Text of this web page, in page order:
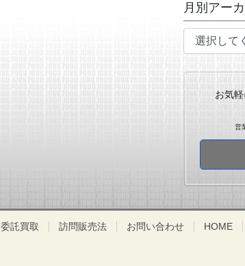
月別アー
お気
営
委託買取 訪問販売法 お問い合わせ HOME